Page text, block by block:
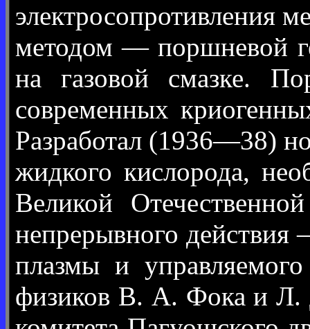
электросопротивления
методом — поршневой
на газовой смазке.
современных
Разработал (1936—38)
жидкого кислорода,
Великой
непрерывного действия
плазмы и
физиков В. А. Фока и Л.